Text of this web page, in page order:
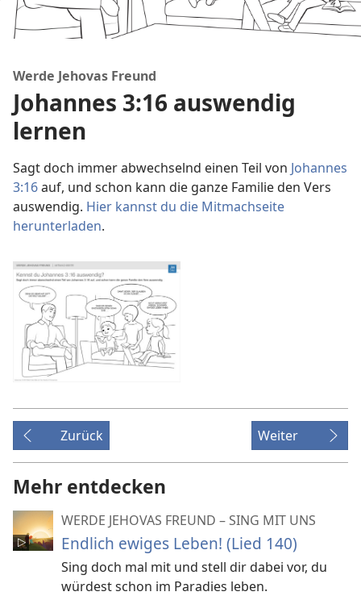
Werde Jehovas Freund
Johannes 3:16 auswendig
lernen
Sagt doch immer abwechselnd einen Teil von Johannes
3:16auf, und schon kann die ganze Familie den Vers
auswendig. Hier kannst du die Mitmachseite
herunterladen.
Zurück Weiter
Mehr entdecken
WERDE JEHOVAS FREUND – SING MIT UNS
Endlich ewiges Leben! (Lied 140)
Sing doch mal mit und stell dir dabei vor, du
würdest schon im Paradies leben.